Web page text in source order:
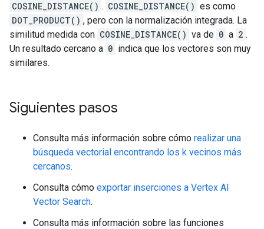
COSINE_DISTANCE() . COSINE_DISTANCE() es como
DOT_PRODUCT() , pero con la normalización integrada. La
similitud medida con COSINE_DISTANCE() va de 0 a 2 .
Un resultado cercano a 0 indica que los vectores son muy
similares.
Siguientes pasos
Consulta más información sobre cómo realizar una
búsqueda vectorial encontrando los k vecinos más
cercanos.
Consulta cómo exportar inserciones a Vertex AI
Vector Search.
Consulta más información sobre las funciones